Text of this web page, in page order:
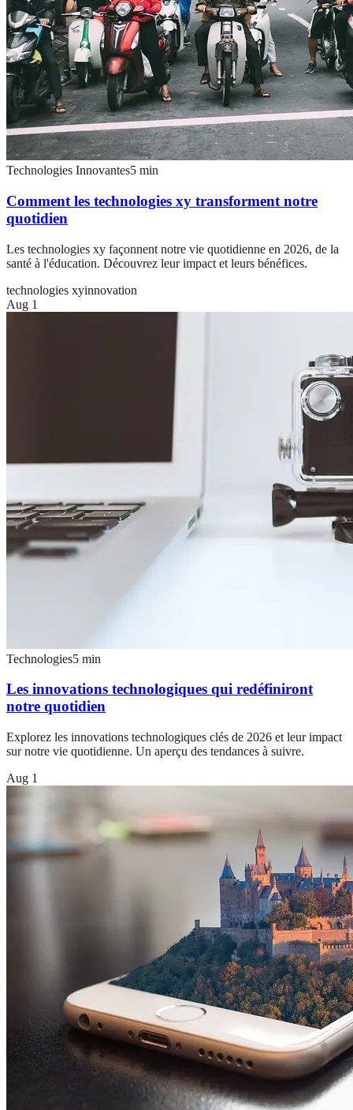
Technologies Innovantes5 min
Comment les technologies xy transforment notre
quotidien
Les technologies xy façonnent notre vie quotidienne en 2026, de la
santé à l'éducation. Découvrez leur impact et leurs bénéfices.
technologies xyinnovation
Aug 1
Technologies5 min
Les innovations technologiques qui redéfiniront
notre quotidien
Explorez les innovations technologiques clés de 2026 et leur impact
sur notre vie quotidienne. Un aperçu des tendances à suivre.
Aug 1